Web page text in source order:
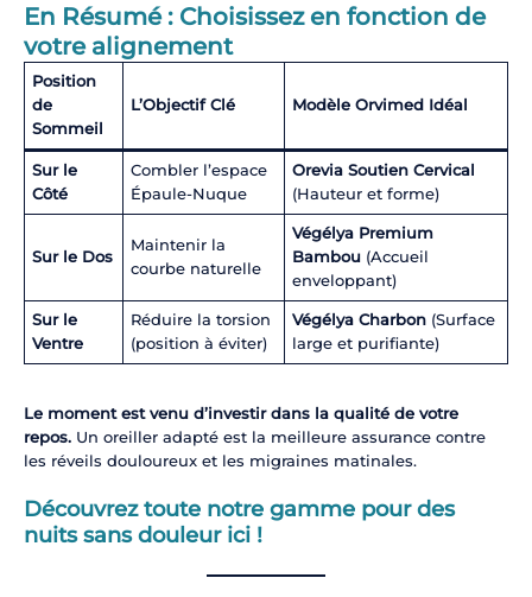
En Résumé : Choisissez en fonction de
votre alignement
Position
de
Sommeil
L’Objectif Clé Modèle Orvimed Idéal
Sur le
Côté
Combler l’espace
Épaule-Nuque
Orevia Soutien Cervical
(Hauteur et forme)
Sur le Dos
Maintenir la
courbe naturelle
Végélya Premium
Bambou (Accueil
enveloppant)
Sur le
Ventre
Réduire la torsion
(position à éviter)
Végélya Charbon (Surface
large et purifiante)
Le moment est venu d’investir dans la qualité de votre
repos.Un oreiller adapté est la meilleure assurance contre
les réveils douloureux et les migraines matinales.
Découvrez toute notre gamme pour des
nuits sans douleur ici !